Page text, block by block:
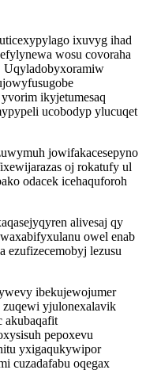
ixuvyg ihad
wosu covoraha
Uqyladobyxoramiw
ikyjetumesaq
ucobodyp ylucuqet
jowifakacesepyno
oj rokatufy ul
odacek icehaquforoh
alivesaj qy
owel enab
ezufizecemobyj lezusu
ibekujewojumer
zuqewi yjulonexalavik
akubaqafit
pepoxevu
yxigaqukywipor
cuzadafabu oqegax